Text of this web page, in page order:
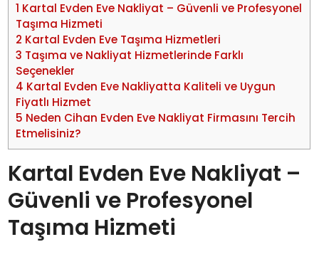
1 Kartal Evden Eve Nakliyat – Güvenli ve Profesyonel
Taşıma Hizmeti
2 Kartal Evden Eve Taşıma Hizmetleri
3 Taşıma ve Nakliyat Hizmetlerinde Farklı
Seçenekler
4 Kartal Evden Eve Nakliyatta Kaliteli ve Uygun
Fiyatlı Hizmet
5 Neden Cihan Evden Eve Nakliyat Firmasını Tercih
Etmelisiniz?
Kartal Evden Eve Nakliyat –
Güvenli ve Profesyonel
Taşıma Hizmeti